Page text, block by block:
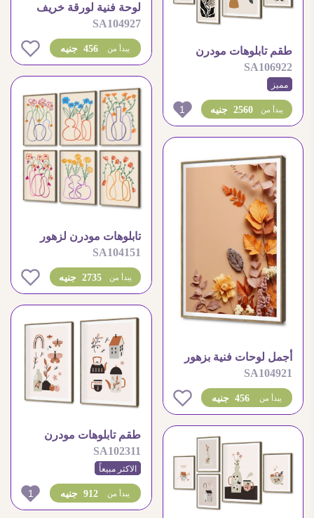
طقم تابلوهات مودرن
بتصميم نباتات بوهيمية
هادئة
SA106922
مميز
2560 جنيه يبدأ من 1
لوحة فنية لورقة خريف
على خشب طبيعي
SA104927
456 جنيه يبدأ من
أجمل لوحات فنية بزهور
وأوراق خريفية رائعة
SA104921
456 جنيه يبدأ من 0
تابلوهات مودرن لزهور
ملونة بتصميم خطي بسيط
SA104151
2735 جنيه يبدأ من
طقم تابلوهات مودرن
برسومات بوهيمية دافئة
وجذابة
SA102311
الاكثر مبيعاً
912 جنيه يبدأ من 1